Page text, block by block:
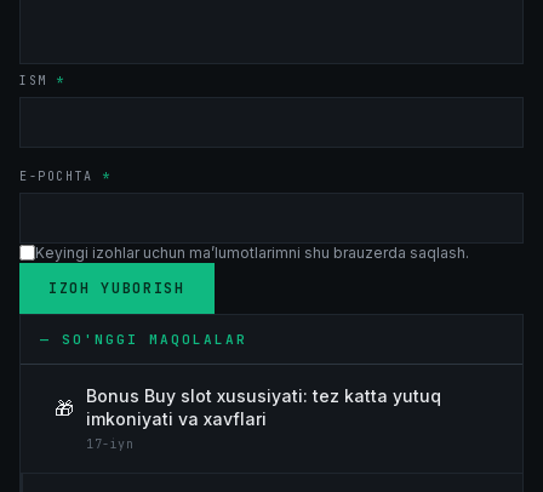
ISM *
E-POCHTA *
Keyingi izohlar uchun ma’lumotlarimni shu brauzerda saqlash.
— SO'NGGI MAQOLALAR
🎁
Bonus Buy slot xususiyati: tez katta yutuq
imkoniyati va xavflari
17-iyn